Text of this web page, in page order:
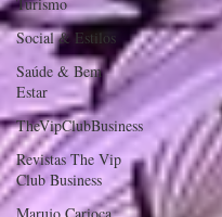
Social & Estilos
Saúde & Bem
Estar
TheVipClubBusiness
Revistas The Vip
Club Business
Marujo Carioca